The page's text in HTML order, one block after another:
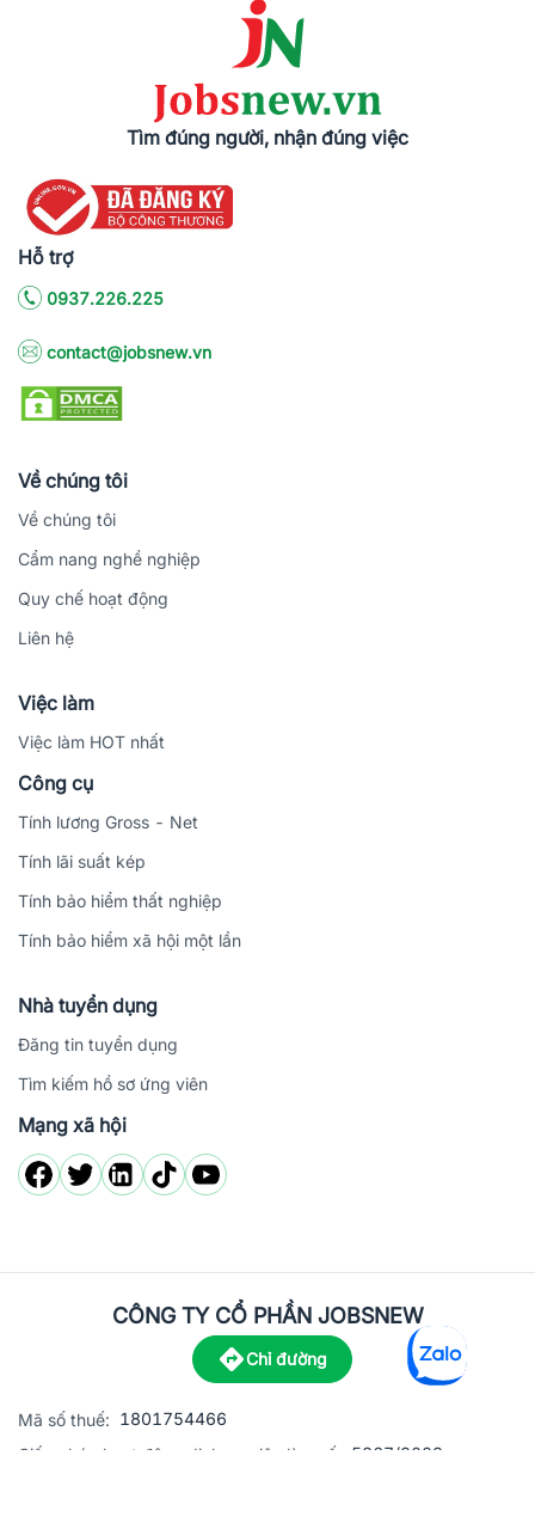
Tìm đúng người, nhận đúng việc
Hỗ trợ
0937.226.225
contact@jobsnew.vn
Về chúng tôi
Về chúng tôi
Cẩm nang nghề nghiệp
Quy chế hoạt động
Liên hệ
Việc làm
Việc làm HOT nhất
Công cụ
Tính lương Gross - Net
Tính lãi suất kép
Tính bảo hiểm thất nghiệp
Tính bảo hiểm xã hội một lần
Nhà tuyển dụng
Đăng tin tuyển dụng
Tìm kiếm hồ sơ ứng viên
Mạng xã hội
CÔNG TY CỔ PHẦN JOBSNEW
Chỉ đường
Mã số thuế: 1801754466
Giấy phép hoạt động dịch vụ việc làm số:
5867/2023